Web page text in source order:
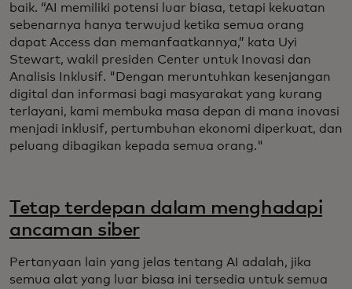
baik. “AI memiliki potensi luar biasa, tetapi kekuatan
sebenarnya hanya terwujud ketika semua orang
dapat Access dan memanfaatkannya,” kata Uyi
Stewart, wakil presiden Center untuk Inovasi dan
Analisis Inklusif. "Dengan meruntuhkan kesenjangan
digital dan informasi bagi masyarakat yang kurang
terlayani, kami membuka masa depan di mana inovasi
menjadi inklusif, pertumbuhan ekonomi diperkuat, dan
peluang dibagikan kepada semua orang."
Tetap terdepan dalam menghadapi
ancaman siber
Pertanyaan lain yang jelas tentang AI adalah, jika
semua alat yang luar biasa ini tersedia untuk semua